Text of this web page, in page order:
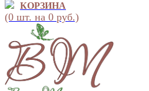
КОРЗИНА
(0 шт. на 0 руб.)